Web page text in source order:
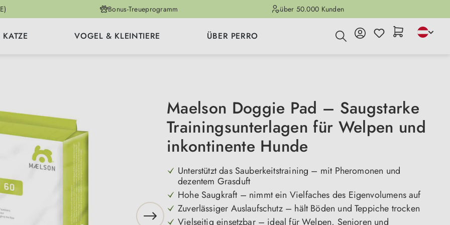
Bonus-Treueprogramm über 50.000 Kunden
KATZE VOGEL & KLEINTIERE ÜBER PERRO
Maelson Doggie Pad – Saugstarke
Trainingsunterlagen für Welpen und
inkontinente Hunde
Unterstützt das Sauberkeitstraining – mit Pheromonen und
dezentem Grasduft
Hohe Saugkraft – nimmt ein Vielfaches des Eigenvolumens auf
Zuverlässiger Auslaufschutz – hält Böden und Teppiche trocken
Vielseitig einsetzbar – ideal für Welpen, Senioren und